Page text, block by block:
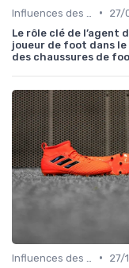
•
27/
Le rôle clé de l’agent
joueur de foot dans le
des chaussures de
•
27/